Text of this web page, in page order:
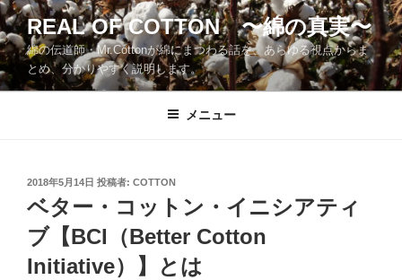
コ
ン
テ
ン
ツ
REAL OF COTTON 〜綿の真実〜
綿の伝道師・Mr.Cottonが綿にまつわる話を、あらゆる視点からま
とめ、分かりやすく説明します。
メニュー
投
日:
2018年5月14日 投稿者: COTTON
ベター・コットン・イニシアティ
ブ【BCI（Better Cotton
Initiative）】とは